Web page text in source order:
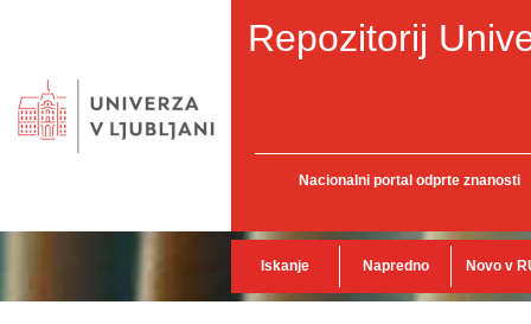
Repozitorij
Nacionalni portal odprte znanosti
Iskanje Napredno Novo v